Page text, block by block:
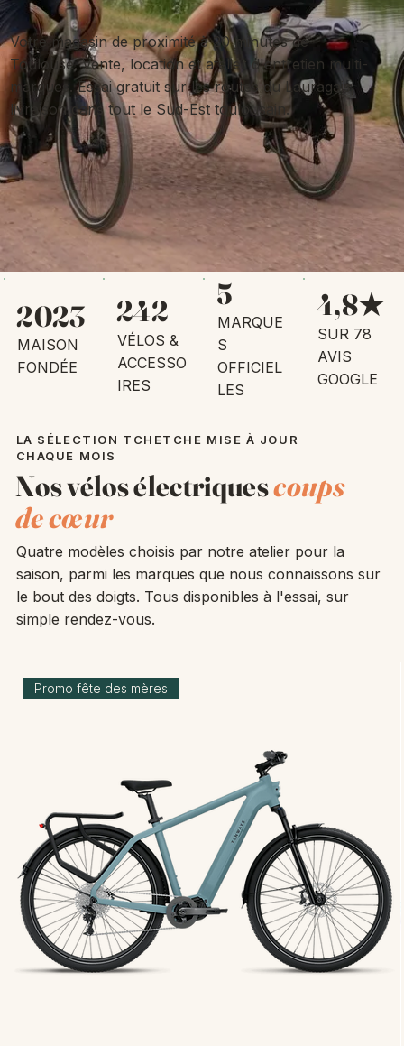
Votre magasin de proximité à 20 minutes de
Toulouse. Vente, location et atelier d'entretien multi-
marques. Essai gratuit sur les routes du Lauragais,
livraison dans tout le Sud-Est toulousain.
2023
MAISON
FONDÉE
242
VÉLOS &
ACCESSO
IRES
5
MARQUE
S
OFFICIEL
LES
4,8★
SUR 78
AVIS
GOOGLE
LA SÉLECTION TCHETCHE MISE À JOUR
CHAQUE MOIS
Nos vélos électriquescoups
de cœur
Quatre modèles choisis par notre atelier pour la
saison, parmi les marques que nous connaissons sur
le bout des doigts. Tous disponibles à l'essai, sur
simple rendez-vous.
Promo fête des mères